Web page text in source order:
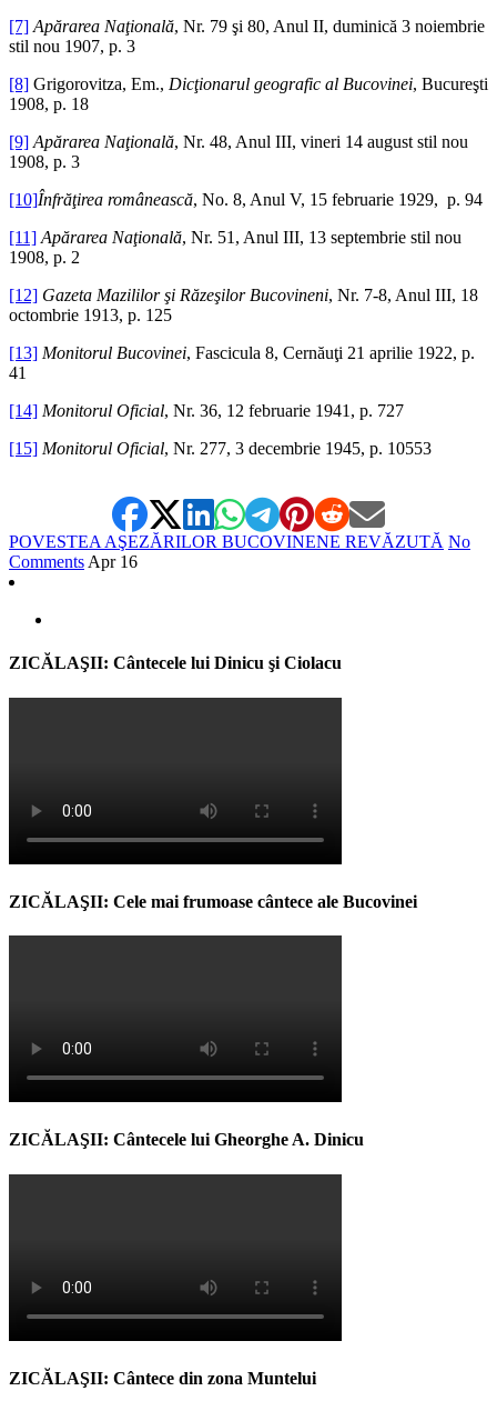
[7] Apărarea Naţională, Nr. 79 şi 80, Anul II, duminică 3 noiembrie
stil nou 1907, p. 3
[8] Grigorovitza, Em., Dicţionarul geografic al Bucovinei, Bucureşti
1908, p. 18
[9] Apărarea Naţională, Nr. 48, Anul III, vineri 14 august stil nou
1908, p. 3
[10]Înfrăţirea românească, No. 8, Anul V, 15 februarie 1929, p. 94
[11] Apărarea Naţională, Nr. 51, Anul III, 13 septembrie stil nou
1908, p. 2
[12] Gazeta Mazililor şi Răzeşilor Bucovineni, Nr. 7-8, Anul III, 18
octombrie 1913, p. 125
[13] Monitorul Bucovinei, Fascicula 8, Cernăuţi 21 aprilie 1922, p.
41
[14] Monitorul Oficial, Nr. 36, 12 februarie 1941, p. 727
[15] Monitorul Oficial, Nr. 277, 3 decembrie 1945, p. 10553
POVESTEA AŞEZĂRILOR BUCOVINENE REVĂZUTĂ No
Comments Apr 16
ZICĂLAŞII: Cântecele lui Dinicu şi Ciolacu
ZICĂLAŞII: Cele mai frumoase cântece ale Bucovinei
ZICĂLAŞII: Cântecele lui Gheorghe A. Dinicu
ZICĂLAŞII: Cântece din zona Muntelui